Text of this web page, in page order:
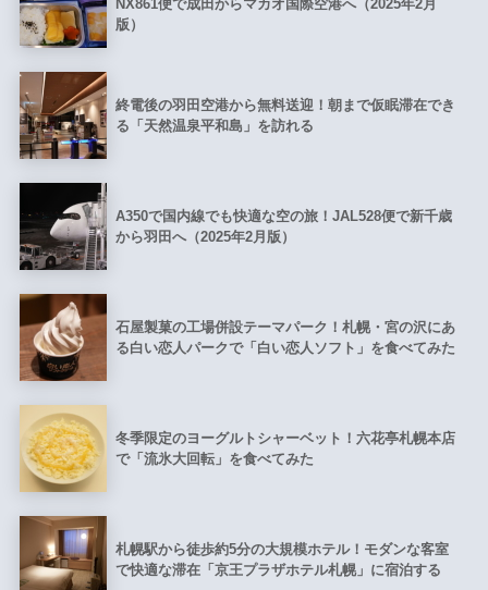
NX861便で成田からマカオ国際空港へ（2025年2月
版）
終電後の羽田空港から無料送迎！朝まで仮眠滞在でき
る「天然温泉平和島」を訪れる
A350で国内線でも快適な空の旅！JAL528便で新千歳
から羽田へ（2025年2月版）
石屋製菓の工場併設テーマパーク！札幌・宮の沢にあ
る白い恋人パークで「白い恋人ソフト」を食べてみた
冬季限定のヨーグルトシャーベット！六花亭札幌本店
で「流氷大回転」を食べてみた
札幌駅から徒歩約5分の大規模ホテル！モダンな客室
で快適な滞在「京王プラザホテル札幌」に宿泊する